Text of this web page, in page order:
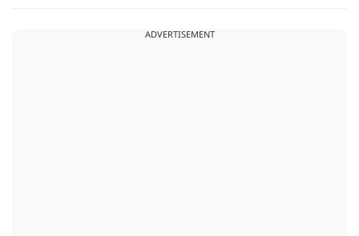
बात रखें और संसद में भी उनकी आवाज उठाएं.
ADVERTISEMENT